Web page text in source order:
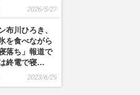
2026/5/27
布川ひろき、
を食べながら
落ち」報道で
終電で寝…
2023/6/29